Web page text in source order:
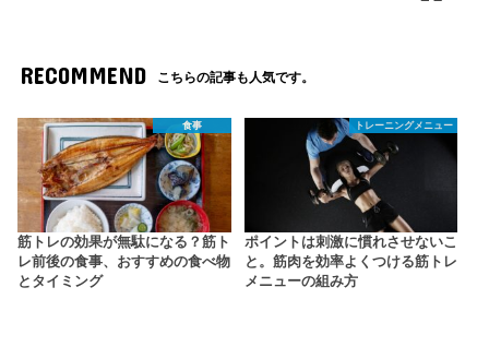
RECOMMEND こちらの記事も人気です。
食事
筋トレの効果が無駄になる？筋ト
レ前後の食事、おすすめの食べ物
とタイミング
トレーニングメニュー
ポイントは刺激に慣れさせないこ
と。筋肉を効率よくつける筋トレ
メニューの組み方